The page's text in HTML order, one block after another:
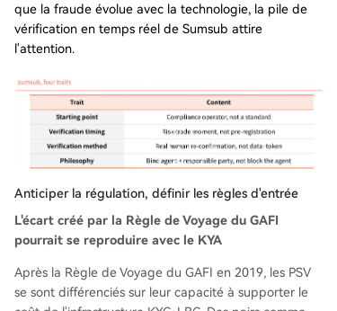
que la fraude évolue avec la technologie, la pile de
vérification en temps réel de Sumsub attire
l'attention.
Anticiper la régulation, définir les règles d'entrée
L'écart créé par la Règle de Voyage du GAFI
pourrait se reproduire avec le KYA
Après la Règle de Voyage du GAFI en 2019, les PSV
se sont différenciés sur leur capacité à supporter le